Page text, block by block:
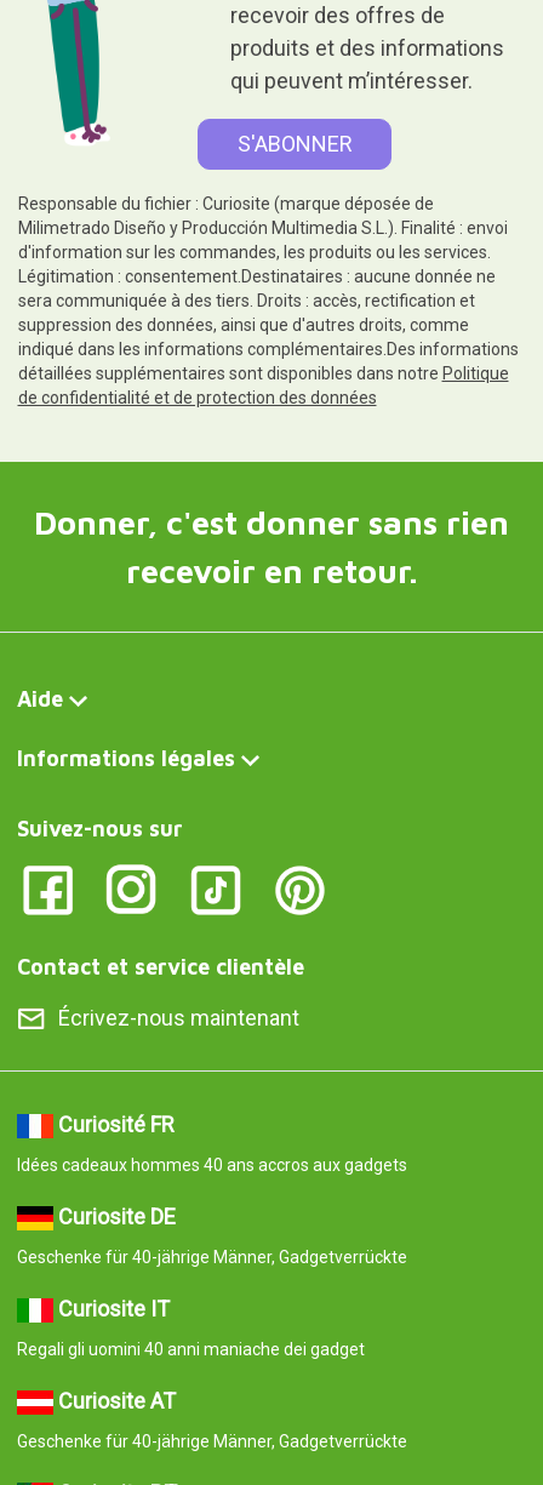
recevoir des offres de
produits et des informations
qui peuvent m’intéresser.
Responsable du fichier : Curiosite (marque déposée de
Milimetrado Diseño y Producción Multimedia S.L.). Finalité : envoi
d'information sur les commandes, les produits ou les services.
Légitimation : consentement.Destinataires : aucune donnée ne
sera communiquée à des tiers. Droits : accès, rectification et
suppression des données, ainsi que d'autres droits, comme
indiqué dans les informations complémentaires.Des informations
détaillées supplémentaires sont disponibles dans notre Politique
de confidentialité et de protection des données
Donner, c'est donner sans rien
recevoir en retour.
Aide
Informations légales
Suivez-nous sur
Contact et service clientèle
Écrivez-nous maintenant
Curiosité FR
Idées cadeaux hommes 40 ans accros aux gadgets
Curiosite DE
Geschenke für 40-jährige Männer, Gadgetverrückte
Curiosite IT
Regali gli uomini 40 anni maniache dei gadget
Curiosite AT
Geschenke für 40-jährige Männer, Gadgetverrückte